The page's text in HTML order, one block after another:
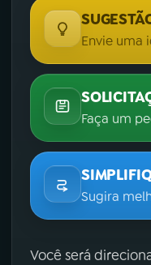
Envie uma
Faça um
Sugira
Você será